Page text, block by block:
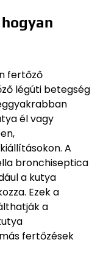
fertőző
légúti betegség
él vagy
A
bronchiseptica
a kutya
Ezek a
a
fertőzések